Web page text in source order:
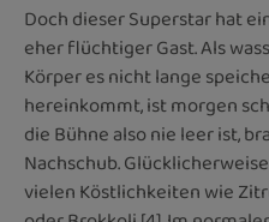
Doch dieser Superstar hat
eher flüchtiger Gast. Als
Körper es nicht lange
hereinkommt, ist morgen
die Bühne also nie leer ist,
Nachschub.
vielen Köstlichkeiten wie